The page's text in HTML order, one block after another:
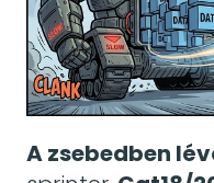
A zsebedben